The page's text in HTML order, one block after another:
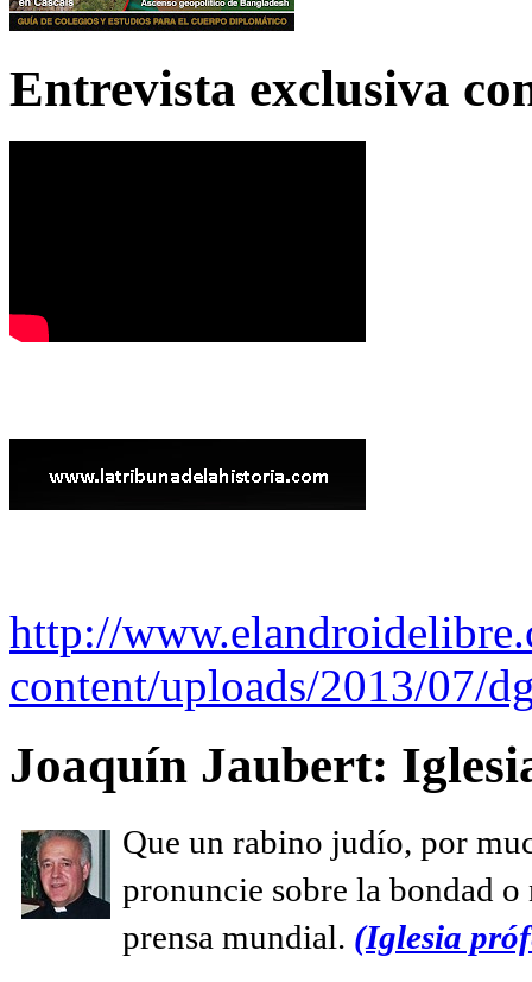
Entrevista exclusiva
http://
content/uploads/2013/07/
Joaquín Jaubert:
Que un rabino judío, por
pronuncie sobre la bondad
prensa mundial. (Iglesia